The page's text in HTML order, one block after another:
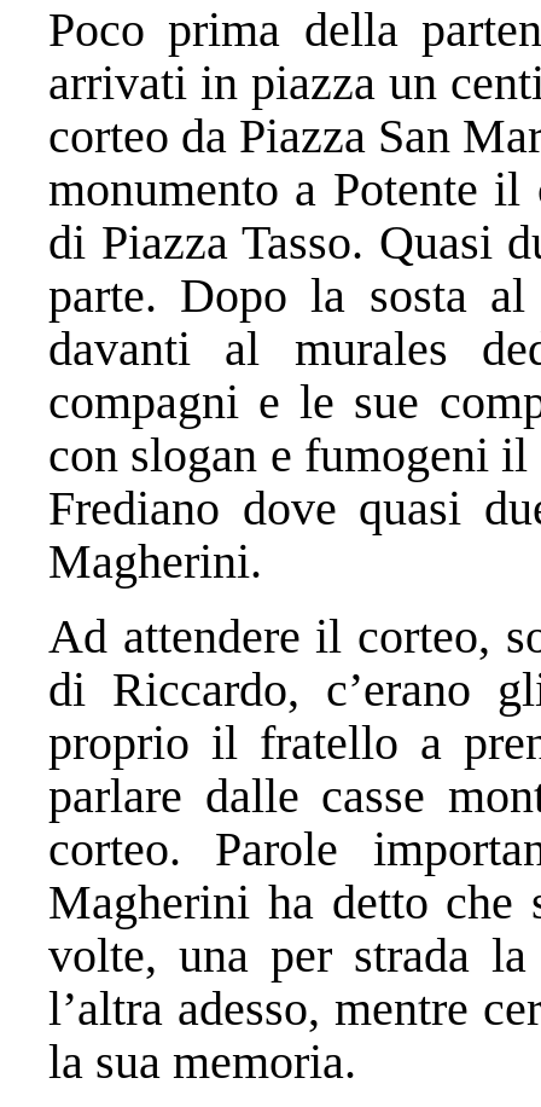
Poco prima della
arrivati in piazza un
corteo da Piazza San
monumento a Potente
di Piazza Tasso. Quasi
parte. Dopo la sosta
davanti al murales
compagni e le sue
con slogan e fumogeni
Frediano dove quasi
Magherini.
Ad attendere il corteo,
di Riccardo, c’erano
proprio il fratello a
parlare dalle casse
corteo. Parole
Magherini ha detto che
volte, una per strada
l’altra adesso, mentre
la sua memoria.